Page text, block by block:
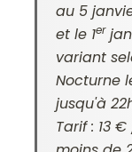
au 5
et le 1er
variant
Nocturne
jusqu'à
Tarif : 13